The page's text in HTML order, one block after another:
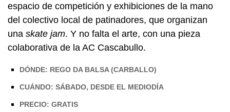
espacio de competición y exhibiciones de la mano
del colectivo local de patinadores, que organizan
una skate jam. Y no falta el arte, con una pieza
colaborativa de la AC Cascabullo.
DÓNDE: REGO DA BALSA (CARBALLO)
CUÁNDO: SÁBADO, DESDE EL MEDIODÍA
PRECIO: GRATIS